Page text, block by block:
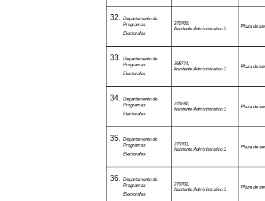
Departamento de
Programas
Electorales
370700,
Asistente Administrativo 1
Plaza de
Departamento de
Programas
Electorales
368774,
Asistente Administrativo 1
Plaza de
Departamento de
Programas
Electorales
370692,
Asistente Administrativo 1
Plaza de
Departamento de
Programas
Electorales
370701,
Asistente Administrativo 1
Plaza de
Departamento de
Programas
Electorales
370702,
Asistente Administrativo 1
Plaza de